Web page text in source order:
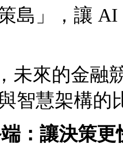
島」，讓
未來的金融
智慧架構的
：讓決策更